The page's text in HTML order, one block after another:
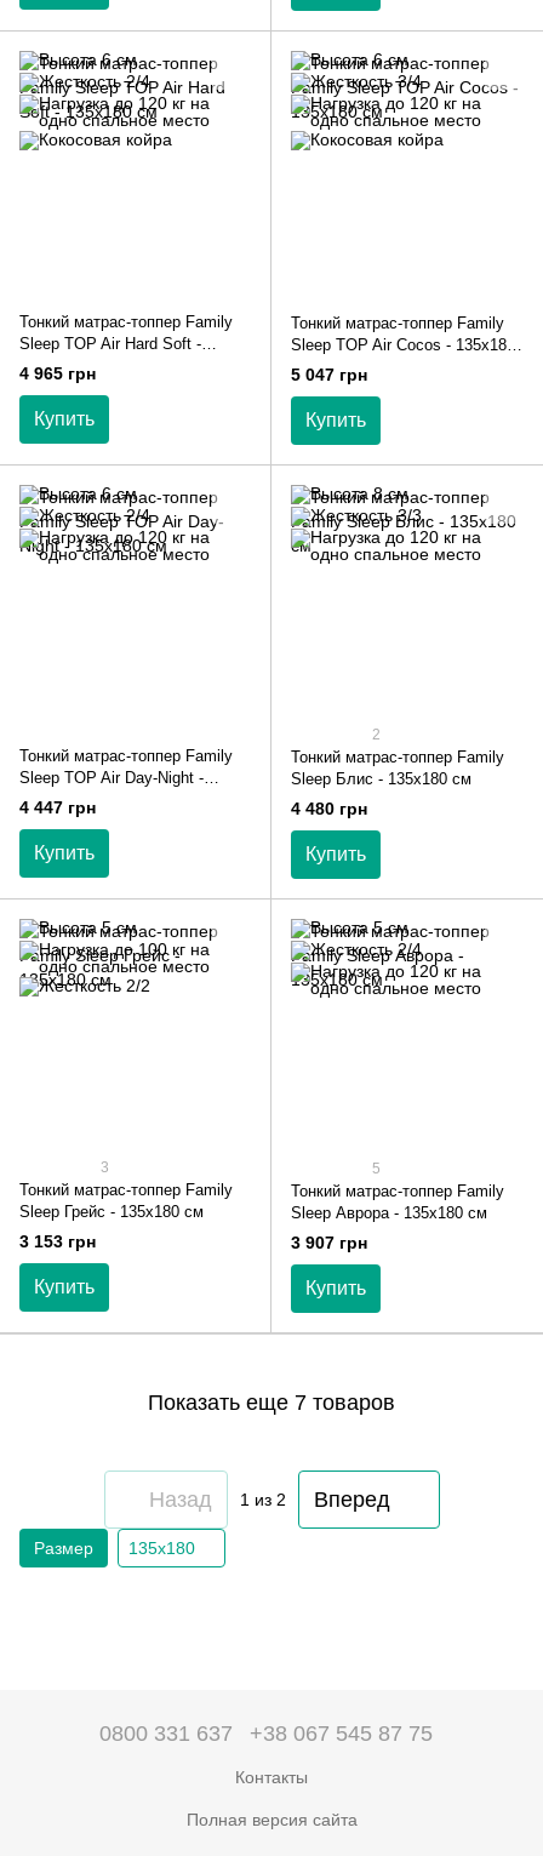
Тонкий матрас-топпер Family
Sleep TOP Air Hard Soft -
135х180 см
4 965 грн
Купить
Тонкий матрас-топпер Family
Sleep TOP Air Cocos - 135х180
см
5 047 грн
Купить
Тонкий матрас-топпер Family
Sleep TOP Air Day-Night -
135х180 см
4 447 грн
Купить
2
Тонкий матрас-топпер Family
Sleep Блис - 135х180 см
4 480 грн
Купить
3
Тонкий матрас-топпер Family
Sleep Грейс - 135х180 см
3 153 грн
Купить
5
Тонкий матрас-топпер Family
Sleep Аврора - 135х180 см
3 907 грн
Купить
Показать еще 7 товаров
Назад 1из 2 Вперед
Размер 135х180
0800 331 637 +38 067 545 87 75
Контакты
Полная версия сайта